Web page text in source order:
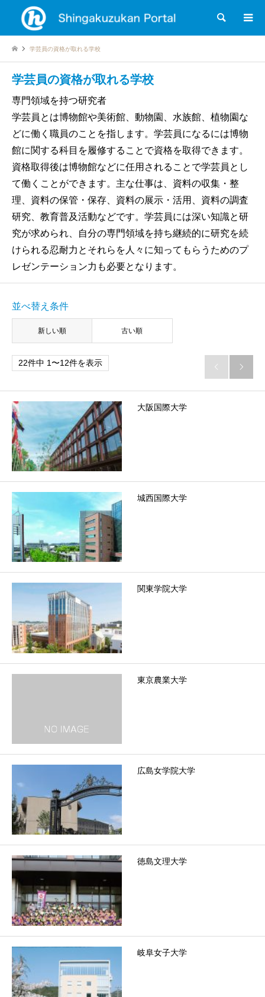
検索
学芸員の資格が取れる学校
学芸員の資格が取れる学校
専門領域を持つ研究者
学芸員とは博物館や美術館、動物園、水族館、植物園な
どに働く職員のことを指します。学芸員になるには博物
館に関する科目を履修することで資格を取得できます。
資格取得後は博物館などに任用されることで学芸員とし
て働くことができます。主な仕事は、資料の収集・整
理、資料の保管・保存、資料の展示・活用、資料の調査
研究、教育普及活動などです。学芸員には深い知識と研
究が求められ、自分の専門領域を持ち継続的に研究を続
けられる忍耐力とそれらを人々に知ってもらうためのプ
レゼンテーション力も必要となります。
並べ替え条件
新しい順 古い順
22件中 1〜12件を表示  
大阪国際大学
城西国際大学
関東学院大学
東京農業大学
広島女学院大学
徳島文理大学
岐阜女子大学